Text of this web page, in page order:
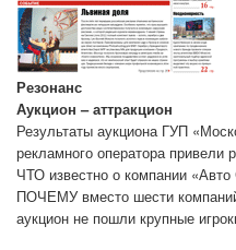
Резонанс
Аукцион – аттракцион
Результаты аукциона ГУП
рекламного оператора
ЧТО известно о компании
ПОЧЕМУ вместо шести
аукцион не пошли крупные